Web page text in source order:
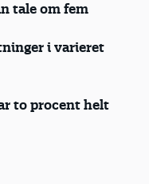
tale om fem
i varieret
to procent helt